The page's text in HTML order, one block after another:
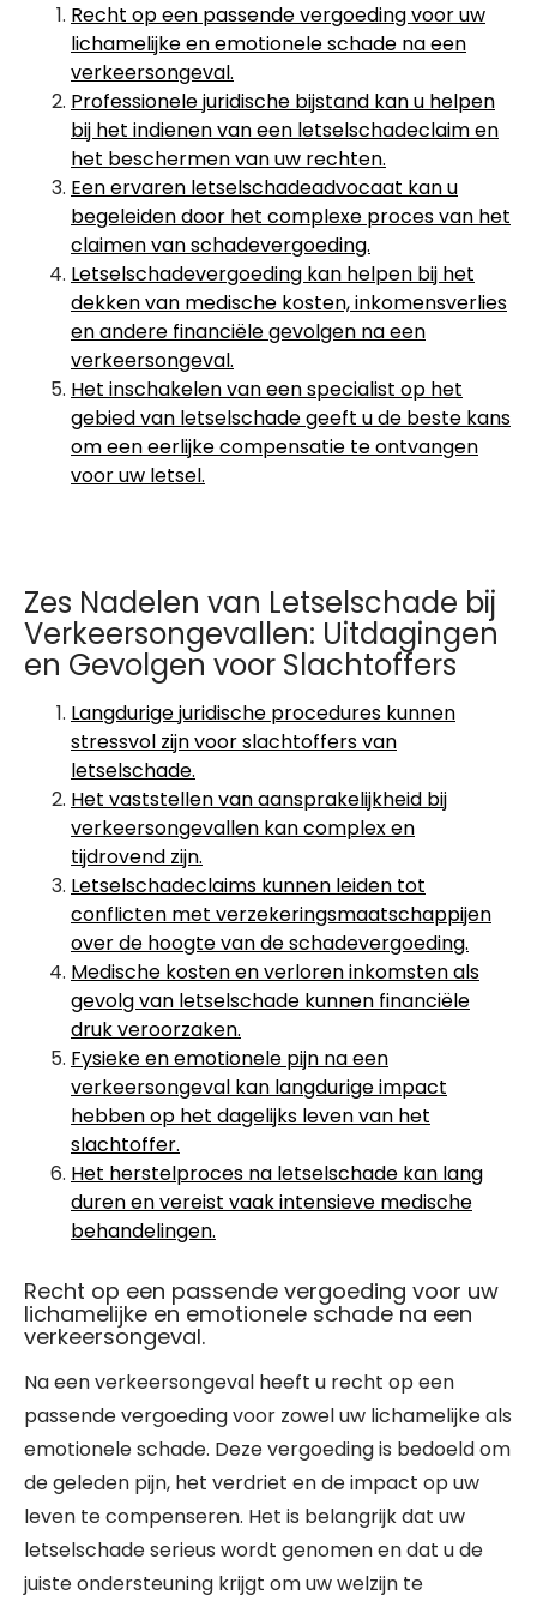
Recht op een passende vergoeding voor uw
lichamelijke en emotionele schade na een
verkeersongeval.
Professionele juridische bijstand kan u helpen
bij het indienen van een letselschadeclaim en
het beschermen van uw rechten.
Een ervaren letselschadeadvocaat kan u
begeleiden door het complexe proces van het
claimen van schadevergoeding.
Letselschadevergoeding kan helpen bij het
dekken van medische kosten, inkomensverlies
en andere financiële gevolgen na een
verkeersongeval.
Het inschakelen van een specialist op het
gebied van letselschade geeft u de beste kans
om een eerlijke compensatie te ontvangen
voor uw letsel.
Zes Nadelen van Letselschade bij
Verkeersongevallen: Uitdagingen
en Gevolgen voor Slachtoffers
Langdurige juridische procedures kunnen
stressvol zijn voor slachtoffers van
letselschade.
Het vaststellen van aansprakelijkheid bij
verkeersongevallen kan complex en
tijdrovend zijn.
Letselschadeclaims kunnen leiden tot
conflicten met verzekeringsmaatschappijen
over de hoogte van de schadevergoeding.
Medische kosten en verloren inkomsten als
gevolg van letselschade kunnen financiële
druk veroorzaken.
Fysieke en emotionele pijn na een
verkeersongeval kan langdurige impact
hebben op het dagelijks leven van het
slachtoffer.
Het herstelproces na letselschade kan lang
duren en vereist vaak intensieve medische
behandelingen.
Recht op een passende vergoeding voor uw
lichamelijke en emotionele schade na een
verkeersongeval.
Na een verkeersongeval heeft u recht op een
passende vergoeding voor zowel uw lichamelijke als
emotionele schade. Deze vergoeding is bedoeld om
de geleden pijn, het verdriet en de impact op uw
leven te compenseren. Het is belangrijk dat uw
letselschade serieus wordt genomen en dat u de
juiste ondersteuning krijgt om uw welzijn te